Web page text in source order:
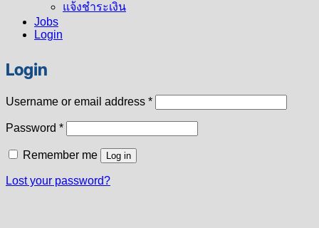
แจ้งชำระเงิน
Jobs
Login
Login
Username or email address *Required
Password *Required
Remember me Log in
Lost your password?